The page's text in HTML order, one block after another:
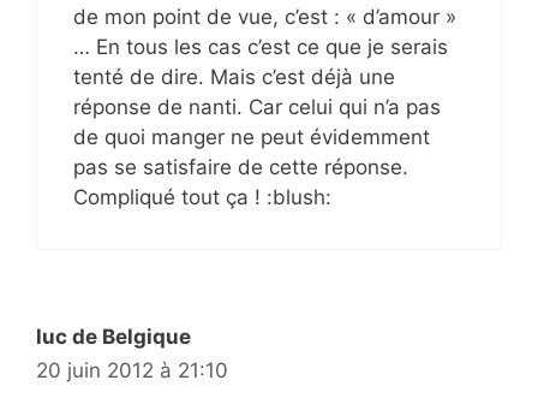
de mon point de vue, c’est : « d’amour »
… En tous les cas c’est ce que je serais
tenté de dire. Mais c’est déjà une
réponse de nanti. Car celui qui n’a pas
de quoi manger ne peut évidemment
pas se satisfaire de cette réponse.
Compliqué tout ça ! :blush:
luc de Belgique
20 juin 2012 à 21:10